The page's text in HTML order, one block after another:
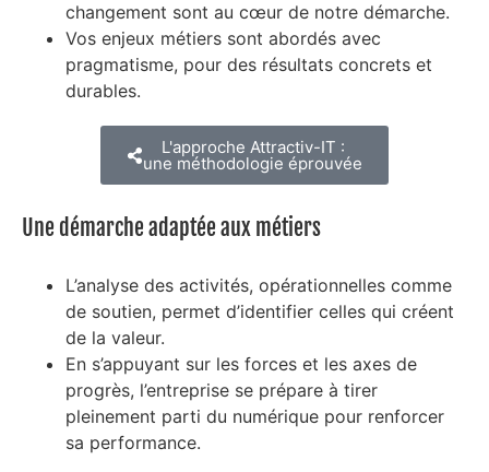
changement sont au cœur de notre démarche.
Vos enjeux métiers sont abordés avec
pragmatisme, pour des résultats concrets et
durables.
L'approche Attractiv-IT :
une méthodologie éprouvée
Une démarche adaptée aux métiers
L’analyse des activités, opérationnelles comme
de soutien, permet d’identifier celles qui créent
de la valeur.
En s’appuyant sur les forces et les axes de
progrès, l’entreprise se prépare à tirer
pleinement parti du numérique pour renforcer
sa performance.